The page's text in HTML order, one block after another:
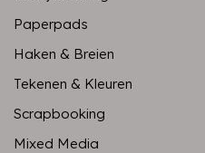
Paperpads
Haken & Breien
Tekenen & Kleuren
Scrapbooking
Mixed Media